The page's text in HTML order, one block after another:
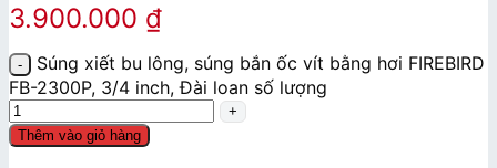
3.900.000 ₫
Súng xiết bu lông, súng bắn ốc vít bằng hơi FIREBIRD
FB-2300P, 3/4 inch, Đài loan số lượng
Thêm vào giỏ hàng